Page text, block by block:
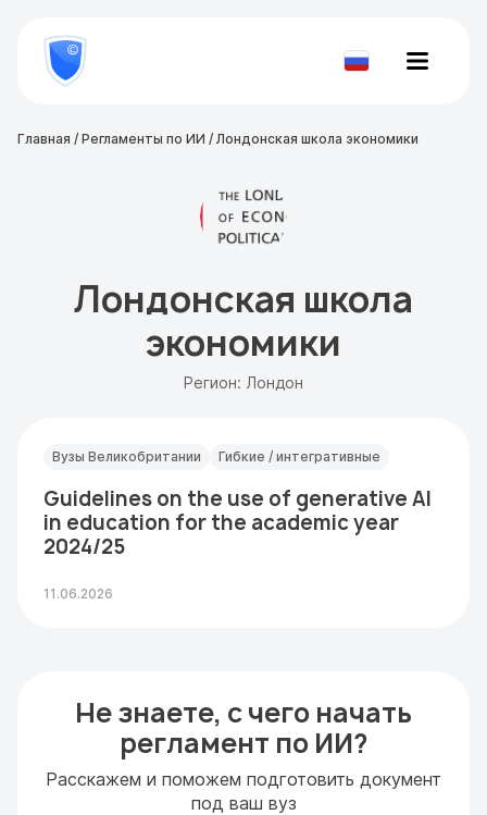
800
777-
81-Проверить
Главная / Регламенты по ИИ / Лондонская школа экономики
Лондонская школа
экономики
Регион: Лондон
Вузы Великобритании Гибкие / интегративные
Guidelines on the use of generative AI
in education for the academic year
2024/25
11.06.2026
Не знаете, с чего начать
регламент по ИИ?
Расскажем и поможем подготовить документ
под ваш вуз